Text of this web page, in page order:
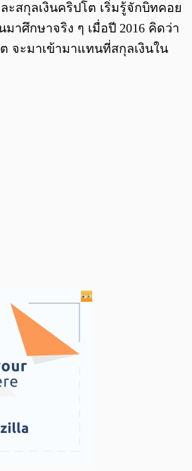
สกุลเงินคริปโต เริ่มรู้จักบิทคอย
มาศึกษาจริง ๆ เมื่อปี 2016 คิดว่า
จะมาเข้ามาแทนที่สกุลเงินใน